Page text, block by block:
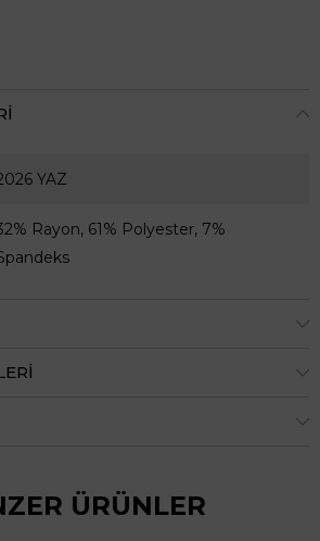
YAZ
Rayon, 61% Polyester, 7%
ÜRÜNLER